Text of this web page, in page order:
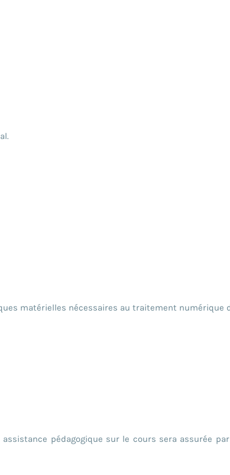
matérielles nécessaires au traitement numérique
pédagogique sur le cours sera assurée